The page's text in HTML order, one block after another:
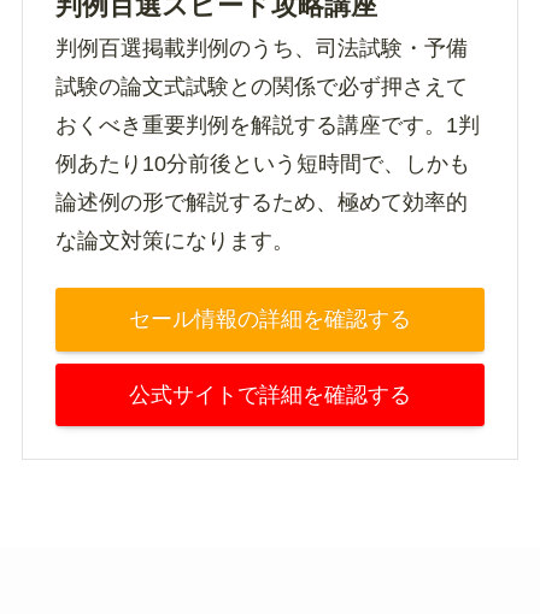
判例百選スピード攻略講座
判例百選掲載判例のうち、司法試験・予備
試験の論文式試験との関係で必ず押さえて
おくべき重要判例を解説する講座です。1判
例あたり10分前後という短時間で、しかも
論述例の形で解説するため、極めて効率的
な論文対策になります。
セール情報の詳細を確認する
公式サイトで詳細を確認する